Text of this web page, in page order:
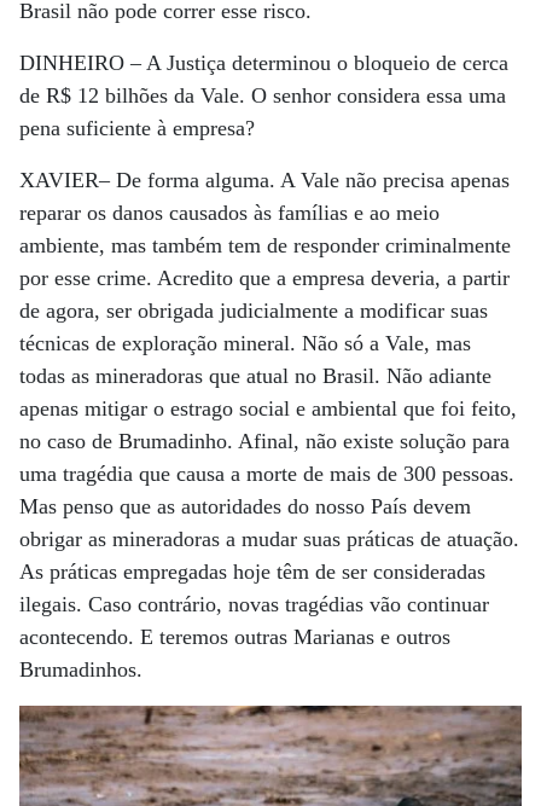
Brasil não pode correr esse risco.
DINHEIRO –A Justiça determinou o bloqueio de cerca
de R$ 12 bilhões da Vale. O senhor considera essa uma
pena suficiente à empresa?
XAVIER–De forma alguma. A Vale não precisa apenas
reparar os danos causados às famílias e ao meio
ambiente, mas também tem de responder criminalmente
por esse crime. Acredito que a empresa deveria, a partir
de agora, ser obrigada judicialmente a modificar suas
técnicas de exploração mineral. Não só a Vale, mas
todas as mineradoras que atual no Brasil. Não adiante
apenas mitigar o estrago social e ambiental que foi feito,
no caso de Brumadinho. Afinal, não existe solução para
uma tragédia que causa a morte de mais de 300 pessoas.
Mas penso que as autoridades do nosso País devem
obrigar as mineradoras a mudar suas práticas de atuação.
As práticas empregadas hoje têm de ser consideradas
ilegais. Caso contrário, novas tragédias vão continuar
acontecendo. E teremos outras Marianas e outros
Brumadinhos.